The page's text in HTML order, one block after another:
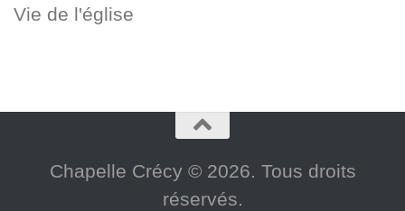
Vie de l'église
Chapelle Crécy © 2026. Tous droits
réservés.